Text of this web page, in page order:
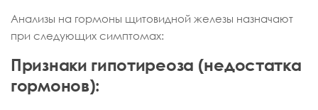
Анализы на гормоны щитовидной железы назначают
при следующих симптомах:
Признаки гипотиреоза (недостатка
гормонов):